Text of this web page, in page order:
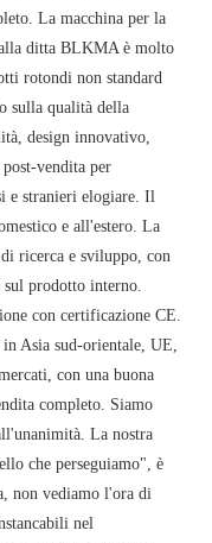
La macchina per la
ditta BLKMA è molto
rotondi non standard
sulla qualità della
design innovativo,
vendita per
e stranieri elogiare. Il
e all'estero. La
ricerca e sviluppo, con
prodotto interno.
con certificazione CE.
Asia sud-orientale, UE,
con una buona
completo. Siamo
La nostra
che perseguiamo", è
non vediamo l'ora di
nel